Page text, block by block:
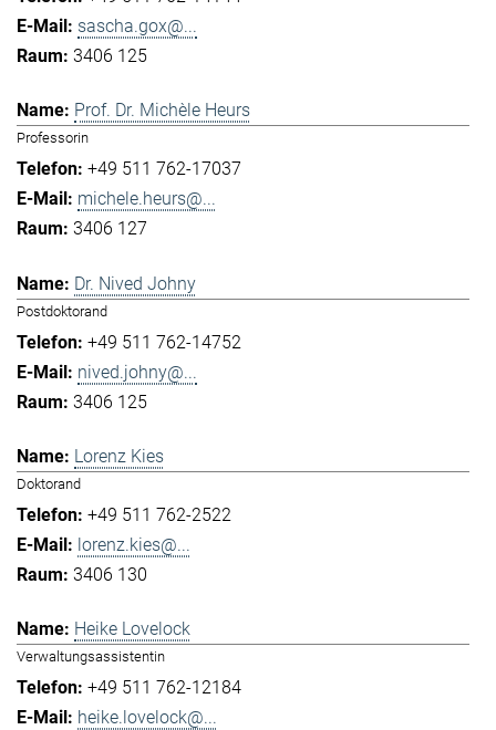
sascha.gox@...
3406 125
Prof. Dr. Michèle Heurs
Professorin
+49 511 762-17037
michele.heurs@...
3406 127
Dr. Nived Johny
Postdoktorand
+49 511 762-14752
nived.johny@...
3406 125
Lorenz Kies
Doktorand
+49 511 762-2522
lorenz.kies@...
3406 130
Heike Lovelock
Verwaltungsassistentin
+49 511 762-12184
heike.lovelock@...